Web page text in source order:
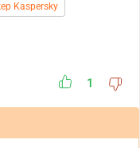
Kaspersky
1